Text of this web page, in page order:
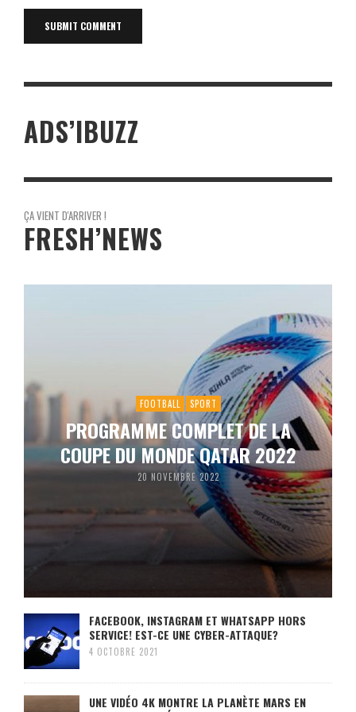
ADS’IBUZZ
ÇA VIENT D'ARRIVER !
FRESH’NEWS
FOOTBALL SPORT
PROGRAMME COMPLET DE LA
COUPE DU MONDE QATAR 2022
20 NOVEMBRE 2022
FACEBOOK, INSTAGRAM ET WHATSAPP HORS
SERVICE! EST-CE UNE CYBER-ATTAQUE?
4 OCTOBRE 2021
UNE VIDÉO 4K MONTRE LA PLANÈTE MARS EN